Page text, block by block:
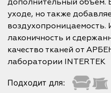
уходе, но также
воздухопроницаемость.
лаконичность и
качество тканей от
лаборатории INTERTEK
Подходит для: